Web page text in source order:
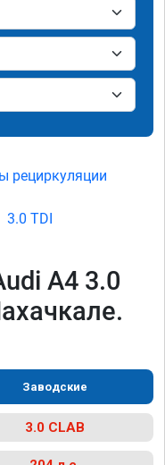
рециркуляции
3.0 TDI
A4 3.0
Заводские
3.0 CLAB